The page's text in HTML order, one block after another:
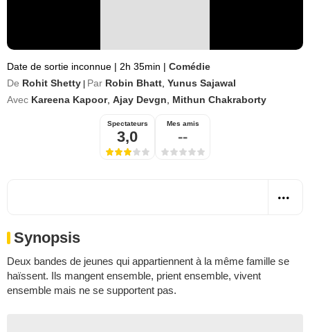
Date de sortie inconnue | 2h 35min | Comédie
De Rohit Shetty Par Robin Bhatt Yunus Sajawal
Avec Kareena Kapoor, Ajay Devgn Mithun Chakraborty
Spectateurs
3,0
Mes amis
--
Synopsis
Deux bandes de jeunes qui appartiennent à la même famille se
haïssent. Ils mangent ensemble, prient ensemble, vivent
ensemble mais ne se supportent pas.